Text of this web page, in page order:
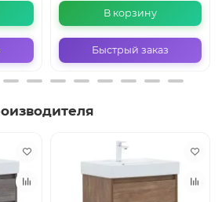
В корзину
Быстрый заказ